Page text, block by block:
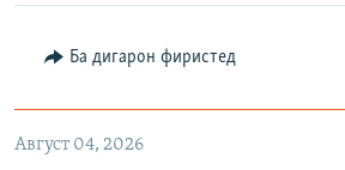
Ба дигарон фиристед
Август 04, 2026